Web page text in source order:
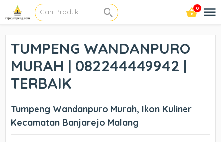
0
TUMPENG WANDANPURO
MURAH | 082244449942 |
TERBAIK
Tumpeng Wandanpuro Murah, Ikon Kuliner
Kecamatan Banjarejo Malang